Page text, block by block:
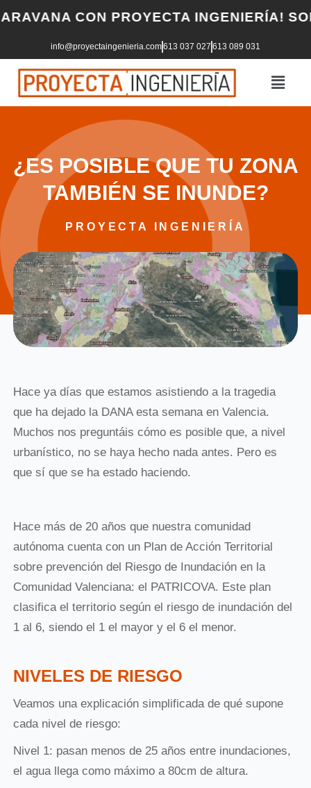
Skip
CON PROYECTA INGENIERÍA!
info@proyectaingenieria.com613 037 027 613 089 031
¿ES POSIBLE QUE TU ZONA
TAMBIÉN SE INUNDE?
PROYECTA INGENIERÍA
Hace ya días que estamos asistiendo a la tragedia
que ha dejado la DANA esta semana en Valencia.
Muchos nos preguntáis cómo es posible que, a nivel
urbanístico, no se haya hecho nada antes. Pero es
que sí que se ha estado haciendo.
Hace más de 20 años que nuestra comunidad
autónoma cuenta con un Plan de Acción Territorial
sobre prevención del Riesgo de Inundación en la
Comunidad Valenciana: el PATRICOVA. Este plan
clasifica el territorio según el riesgo de inundación del
1 al 6, siendo el 1 el mayor y el 6 el menor.
NIVELES DE RIESGO
Veamos una explicación simplificada de qué supone
cada nivel de riesgo:
Nivel 1: pasan menos de 25 años entre inundaciones,
el agua llega como máximo a 80cm de altura.